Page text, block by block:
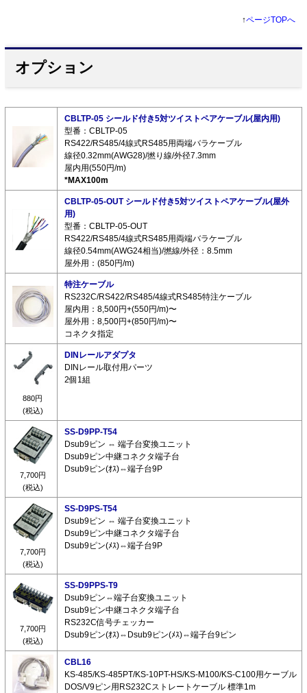
↑ページTOPへ
オプション
CBLTP-05 シールド付き5対ツイストペアケーブル(屋内用)
型番：CBLTP-05
RS422/RS485/4線式RS485用両端バラケーブル
線径0.32mm(AWG28)/撚り線/外径7.3mm
屋内用(550円/m)
*MAX100m
CBLTP-05-OUT シールド付き5対ツイストペアケーブル(屋外
用)
型番：CBLTP-05-OUT
RS422/RS485/4線式RS485用両端バラケーブル
線径0.54mm(AWG24相当)/撚線/外径：8.5mm
屋外用：(850円/m)
特注ケーブル
RS232C/RS422/RS485/4線式RS485特注ケーブル
屋内用：8,500円+(550円/m)〜
屋外用：8,500円+(850円/m)〜
コネクタ指定
880円
(税込)
DINレールアダプタ
DINレール取付用パーツ
2個1組
7,700円
(税込)
SS-D9PP-T54
Dsub9ピン ⇔ 端子台変換ユニット
Dsub9ピン中継コネクタ端子台
Dsub9ピン(ｵｽ)⇔端子台9P
7,700円
(税込)
SS-D9PS-T54
Dsub9ピン ⇔ 端子台変換ユニット
Dsub9ピン中継コネクタ端子台
Dsub9ピン(ﾒｽ)⇔端子台9P
7,700円
(税込)
SS-D9PPS-T9
Dsub9ピン⇔端子台変換ユニット
Dsub9ピン中継コネクタ端子台
RS232C信号チェッカー
Dsub9ピン(ｵｽ)⇔Dsub9ピン(ﾒｽ)⇔端子台9ピン
CBL16
KS-485/KS-485PT/KS-10PT-HS/KS-M100/KS-C100用ケーブル
DOS/V9ピン用RS232Cストレートケーブル 標準1m